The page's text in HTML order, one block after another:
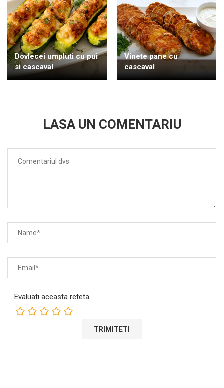
Dovlecei umpluti cu pui
si cascaval
Vinete pane cu
cascaval
LASA UN COMENTARIU
Evaluati aceasta reteta